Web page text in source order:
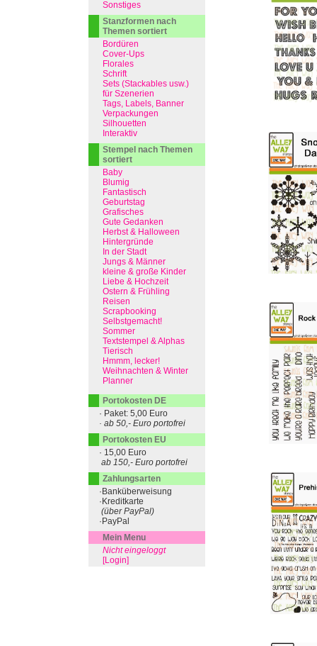
Sonstiges
Stanzformen nach
Themen sortiert
Bordüren
Cover-Ups
Florales
Schrift
Sets (Stackables usw.)
für Szenerien
Tags, Labels, Banner
Verpackungen
Silhouetten
Interaktiv
Stempel nach Themen
sortiert
Baby
Blumig
Fantastisch
Geburtstag
Grafisches
Gute Gedanken
Herbst & Halloween
Hintergründe
In der Stadt
Jungs & Männer
kleine & große Kinder
Liebe & Hochzeit
Ostern & Frühling
Reisen
Scrapbooking
Selbstgemacht!
Sommer
Textstempel & Alphas
Tierisch
Hmmm, lecker!
Weihnachten & Winter
Planner
Portokosten DE
· Paket: 5,00 Euro
· ab 50,- Euro portofrei
Portokosten EU
· 15,00 Euro
ab 150,- Euro portofrei
Zahlungsarten
·Banküberweisung
·Kreditkarte
(über PayPal)
·PayPal
Mein Menu
Nicht eingeloggt
[Login]